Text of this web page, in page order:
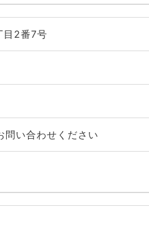
目2番7号
問い合わせください